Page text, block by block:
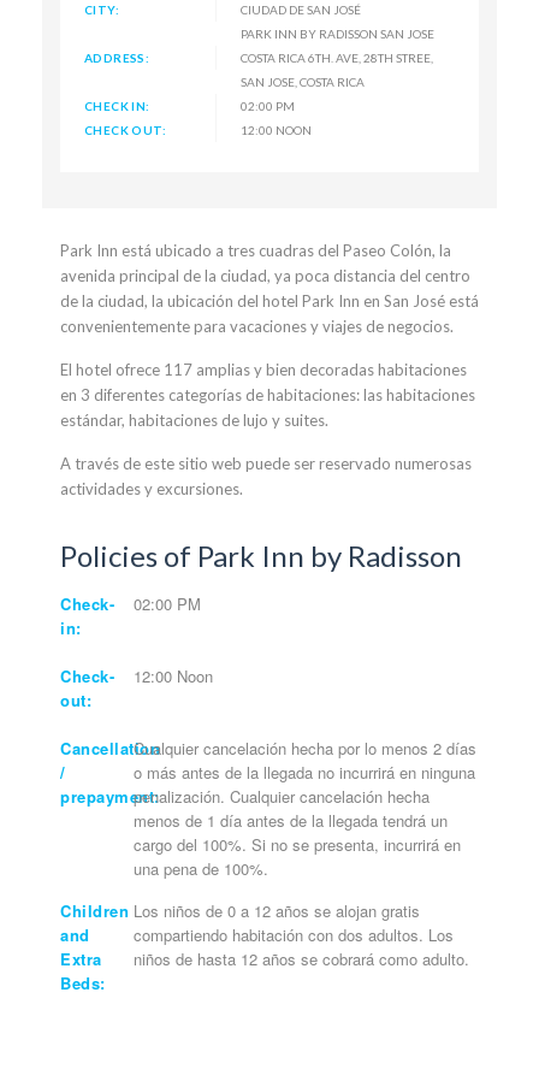
CITY:
CIUDAD DE SAN JOSÉ
ADDRESS:
PARK INN BY RADISSON SAN JOSE
COSTA RICA 6TH. AVE, 28TH STREE,
SAN JOSE, COSTA RICA
CHECK IN:
02:00 PM
CHECK OUT:
12:00 NOON
Park Inn está ubicado a tres cuadras del Paseo Colón, la
avenida principal de la ciudad, ya poca distancia del centro
de la ciudad, la ubicación del hotel Park Inn en San José está
convenientemente para vacaciones y viajes de negocios.
El hotel ofrece 117 amplias y bien decoradas habitaciones
en 3 diferentes categorías de habitaciones: las habitaciones
estándar, habitaciones de lujo y suites.
A través de este sitio web puede ser reservado numerosas
actividades y excursiones.
Policies of Park Inn by Radisson
Check-
in:
02:00 PM
Check-
out:
12:00 Noon
Cancellation
/
prepayment:
Cualquier cancelación hecha por lo menos 2 días
o más antes de la llegada no incurrirá en ninguna
penalización. Cualquier cancelación hecha
menos de 1 día antes de la llegada tendrá un
cargo del 100%. Si no se presenta, incurrirá en
una pena de 100%.
Children
and
Extra
Beds:
Los niños de 0 a 12 años se alojan gratis
compartiendo habitación con dos adultos. Los
niños de hasta 12 años se cobrará como adulto.